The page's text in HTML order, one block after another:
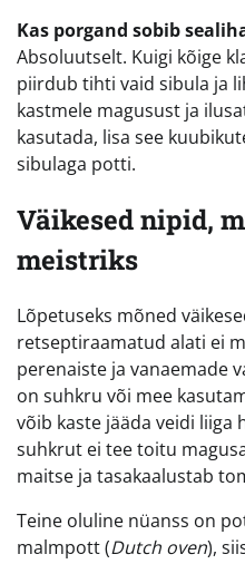
Kas porgand sobib
Absoluutselt. Kuigi kõige
piirdub tihti vaid sibula ja
kastmele magusust ja
kasutada, lisa see
sibulaga potti.
Väikesed nipid,
meistriks
Lõpetuseks mõned
retseptiraamatud alati ei
perenaiste ja vanaemade
on suhkru või mee
võib kaste jääda veidi liiga
suhkrut ei tee toitu
maitse ja tasakaalustab
Teine oluline nüanss on
malmpott (Dutch oven),